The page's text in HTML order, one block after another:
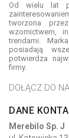
Od wielu lat
tworzona
wzornictwem,
trendami.
posiadają
potwierdza
firmy.
DOŁĄCZ DO
DANE
Merebilo Sp. J